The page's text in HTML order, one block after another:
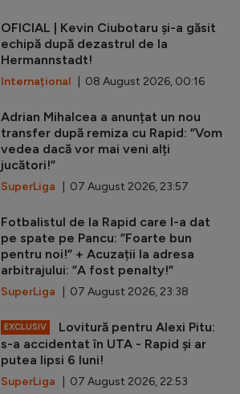
OFICIAL | Kevin Ciubotaru și-a găsit
echipă după dezastrul de la
Hermannstadt!
Internațional | 08 August 2026, 00:16
Adrian Mihalcea a anunțat un nou
transfer după remiza cu Rapid: ”Vom
vedea dacă vor mai veni alți
jucători!”
SuperLiga | 07 August 2026, 23:57
Fotbalistul de la Rapid care l-a dat
pe spate pe Pancu: ”Foarte bun
pentru noi!” + Acuzații la adresa
arbitrajului: ”A fost penalty!”
SuperLiga | 07 August 2026, 23:38
EXCLUSIV
Lovitură pentru Alexi Pitu:
s-a accidentat în UTA - Rapid și ar
putea lipsi 6 luni!
SuperLiga | 07 August 2026, 22:53